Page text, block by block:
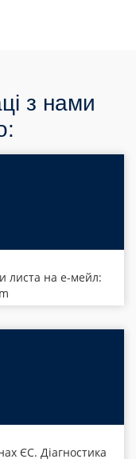
з нами
листа на е-мейл:
ЄС. Діагностика